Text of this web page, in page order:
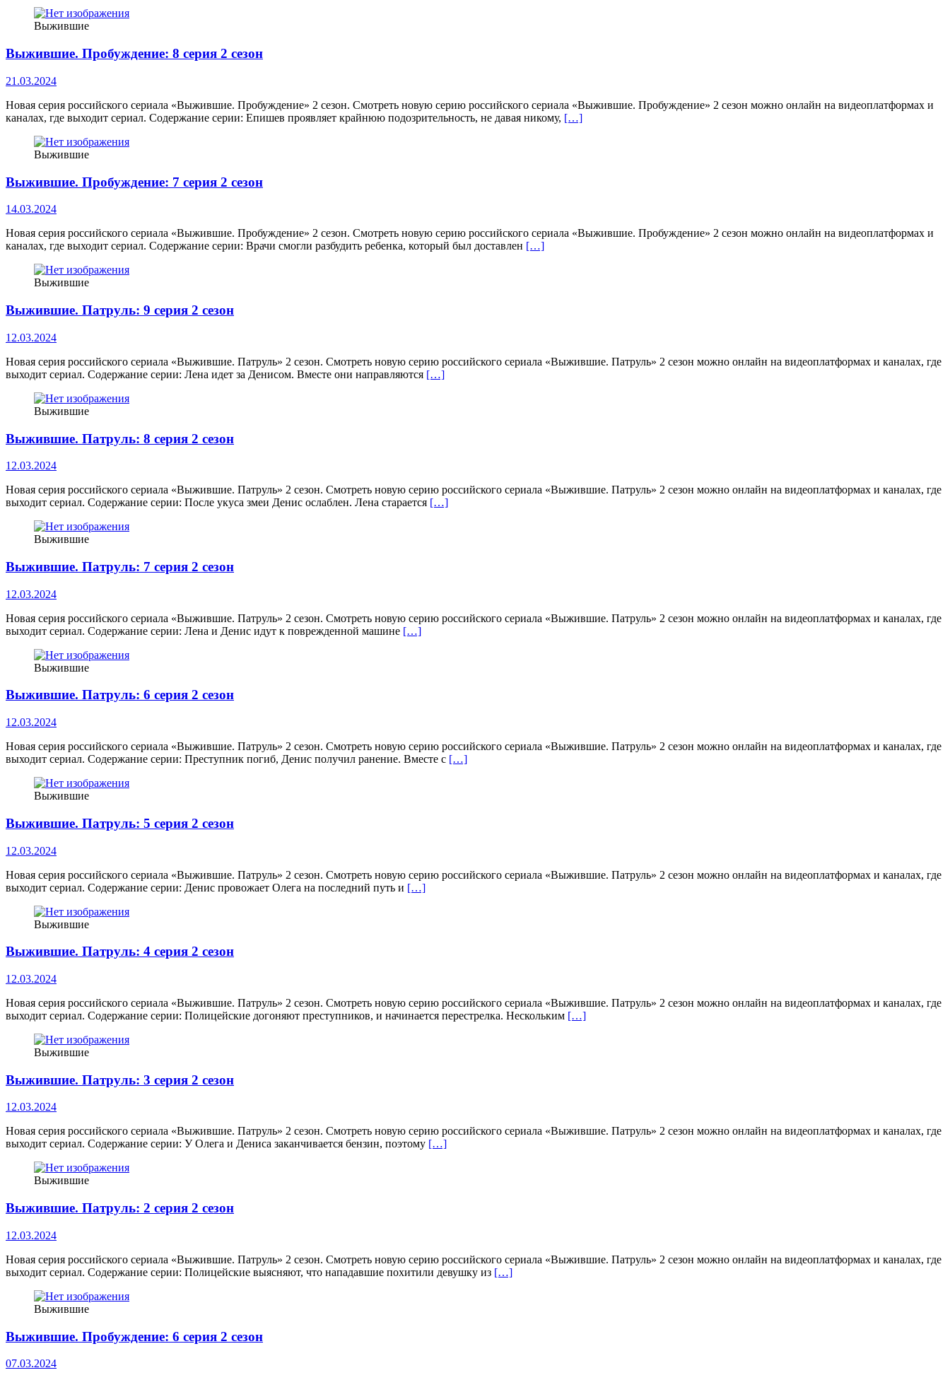
Выжившие
Выжившие. Пробуждение: 8 серия 2 сезон
21.03.2024
Новая серия российского сериала «Выжившие. Пробуждение» 2 сезон. Смотреть новую серию российского сериала «Выжившие. Пробуждение» 2 сезон можно онлайн на видеоплатформах и
каналах, где выходит сериал. Содержание серии: Епишев проявляет крайнюю подозрительность, не давая никому, […]
Выжившие
Выжившие. Пробуждение: 7 серия 2 сезон
14.03.2024
Новая серия российского сериала «Выжившие. Пробуждение» 2 сезон. Смотреть новую серию российского сериала «Выжившие. Пробуждение» 2 сезон можно онлайн на видеоплатформах и
каналах, где выходит сериал. Содержание серии: Врачи смогли разбудить ребенка, который был доставлен […]
Выжившие
Выжившие. Патруль: 9 серия 2 сезон
12.03.2024
Новая серия российского сериала «Выжившие. Патруль» 2 сезон. Смотреть новую серию российского сериала «Выжившие. Патруль» 2 сезон можно онлайн на видеоплатформах и каналах, где
выходит сериал. Содержание серии: Лена идет за Денисом. Вместе они направляются […]
Выжившие
Выжившие. Патруль: 8 серия 2 сезон
12.03.2024
Новая серия российского сериала «Выжившие. Патруль» 2 сезон. Смотреть новую серию российского сериала «Выжившие. Патруль» 2 сезон можно онлайн на видеоплатформах и каналах, где
выходит сериал. Содержание серии: После укуса змеи Денис ослаблен. Лена старается […]
Выжившие
Выжившие. Патруль: 7 серия 2 сезон
12.03.2024
Новая серия российского сериала «Выжившие. Патруль» 2 сезон. Смотреть новую серию российского сериала «Выжившие. Патруль» 2 сезон можно онлайн на видеоплатформах и каналах, где
выходит сериал. Содержание серии: Лена и Денис идут к поврежденной машине […]
Выжившие
Выжившие. Патруль: 6 серия 2 сезон
12.03.2024
Новая серия российского сериала «Выжившие. Патруль» 2 сезон. Смотреть новую серию российского сериала «Выжившие. Патруль» 2 сезон можно онлайн на видеоплатформах и каналах, где
выходит сериал. Содержание серии: Преступник погиб, Денис получил ранение. Вместе с […]
Выжившие
Выжившие. Патруль: 5 серия 2 сезон
12.03.2024
Новая серия российского сериала «Выжившие. Патруль» 2 сезон. Смотреть новую серию российского сериала «Выжившие. Патруль» 2 сезон можно онлайн на видеоплатформах и каналах, где
выходит сериал. Содержание серии: Денис провожает Олега на последний путь и […]
Выжившие
Выжившие. Патруль: 4 серия 2 сезон
12.03.2024
Новая серия российского сериала «Выжившие. Патруль» 2 сезон. Смотреть новую серию российского сериала «Выжившие. Патруль» 2 сезон можно онлайн на видеоплатформах и каналах, где
выходит сериал. Содержание серии: Полицейские догоняют преступников, и начинается перестрелка. Нескольким […]
Выжившие
Выжившие. Патруль: 3 серия 2 сезон
12.03.2024
Новая серия российского сериала «Выжившие. Патруль» 2 сезон. Смотреть новую серию российского сериала «Выжившие. Патруль» 2 сезон можно онлайн на видеоплатформах и каналах, где
выходит сериал. Содержание серии: У Олега и Дениса заканчивается бензин, поэтому […]
Выжившие
Выжившие. Патруль: 2 серия 2 сезон
12.03.2024
Новая серия российского сериала «Выжившие. Патруль» 2 сезон. Смотреть новую серию российского сериала «Выжившие. Патруль» 2 сезон можно онлайн на видеоплатформах и каналах, где
выходит сериал. Содержание серии: Полицейские выясняют, что нападавшие похитили девушку из […]
Выжившие
Выжившие. Пробуждение: 6 серия 2 сезон
07.03.2024